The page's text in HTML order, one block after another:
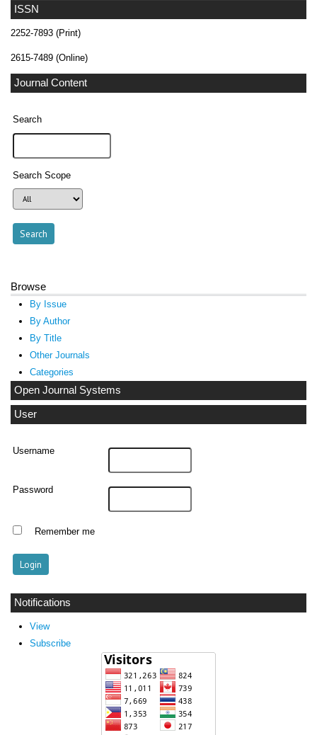
ISSN
2252-7893 (Print)
2615-7489 (Online)
Journal Content
Search
Search Scope
Browse
By Issue
By Author
By Title
Other Journals
Categories
Open Journal Systems
User
Username
Password
Remember me
Notifications
View
Subscribe